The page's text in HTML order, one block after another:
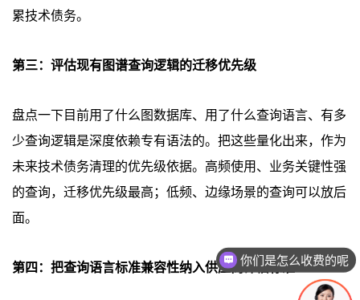
累技术债务。
第三：评估现有图谱查询逻辑的迁移优先级
盘点一下目前用了什么图数据库、用了什么查询语言、有多
少查询逻辑是深度依赖专有语法的。把这些量化出来，作为
未来技术债务清理的优先级依据。高频使用、业务关键性强
的查询，迁移优先级最高；低频、边缘场景的查询可以放后
面。
第四：把查询语言标准兼容性纳入供应商评估标准现在有优惠活动吗